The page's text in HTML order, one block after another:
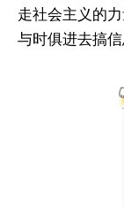
走社会主义的
与时俱进去搞信